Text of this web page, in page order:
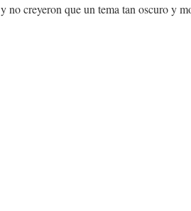
y no creyeron que un tema tan oscuro y